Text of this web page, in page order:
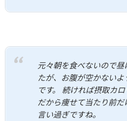
元々朝を食べないので
たが、お腹が空かない
です。 続ければ摂取カ
だから痩せて当たり前
言い過ぎですね。